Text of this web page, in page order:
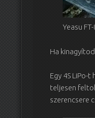
Yeasu
Ha
Egy 4S LiPo-
teljesen
szerencsere